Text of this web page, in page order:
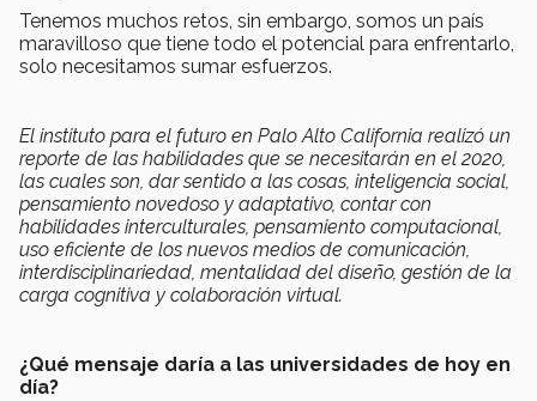
Tenemos muchos retos, sin embargo, somos un país
maravilloso que tiene todo el potencial para enfrentarlo,
solo necesitamos sumar esfuerzos.
El instituto para el futuro en Palo Alto California realizó un
reporte de las habilidades que se necesitarán en el 2020,
las cuales son, dar sentido a las cosas, inteligencia social,
pensamiento novedoso y adaptativo, contar con
habilidades interculturales, pensamiento computacional,
uso eficiente de los nuevos medios de comunicación,
interdisciplinariedad, mentalidad del diseño, gestión de la
carga cognitiva y colaboración virtual.
¿Qué mensaje daría a las universidades de hoy en
día?